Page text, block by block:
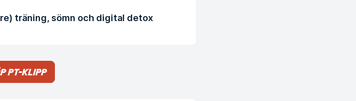
träning, sömn och digital detox
PT-klipp